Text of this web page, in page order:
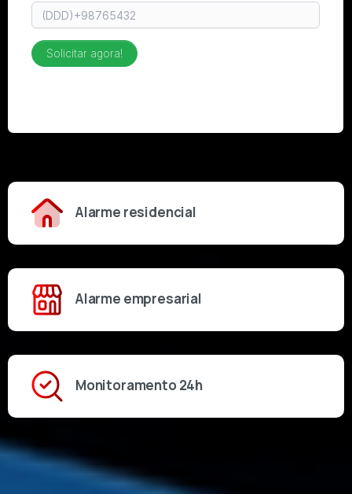
Alarme residencial
Alarme empresarial
Monitoramento 24h